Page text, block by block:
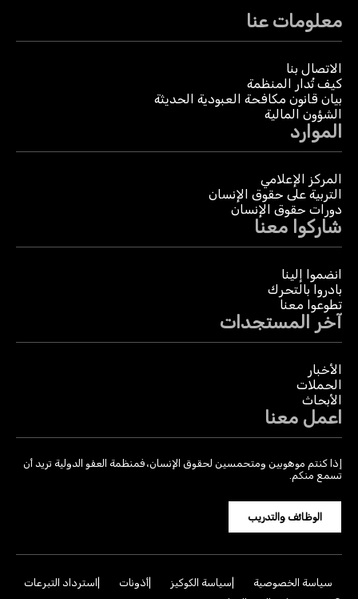
معلومات عنا
الاتصال بنا
كيف تُدار المنظمة
بيان قانون مكافحة العبودية الحديثة
الشؤون المالية
الموارد
المركز الإعلامي
التربية على حقوق الإنسان
دورات حقوق الإنسان
شاركوا معنا
انضموا إلينا
بادروا بالتحرك
تطوعوا معنا
آخر المستجدات
الأخبار
الحملات
الأبحاث
اعمل معنا
إذا كنتم موهوبين ومتحمسين لحقوق الإنسان، فمنظمة العفو الدولية تريد أن
تسمع منكم.
الوظائف والتدريب
سياسة الخصوصية سياسة الكوكيز أذونات
استرداد التبرعات